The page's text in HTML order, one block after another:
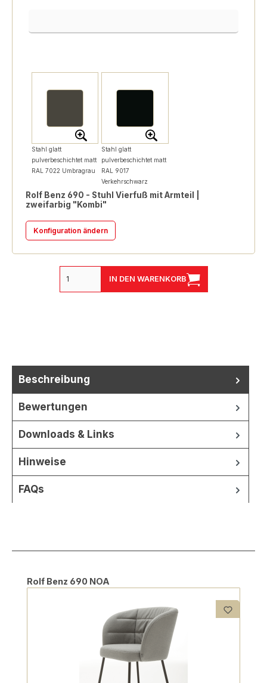
Stahl glatt
pulverbeschichtet matt
RAL 7022 Umbragrau
Stahl glatt
pulverbeschichtet matt
RAL 9017
Verkehrschwarz
Rolf Benz 690 - Stuhl Vierfuß mit Armteil |
zweifarbig "Kombi"
Konfiguration ändern
IN DEN WARENKORB
Beschreibung
Bewertungen
Downloads & Links
Hinweise
FAQs
Produktgalerie überspringen
Rolf Benz 690 NOA